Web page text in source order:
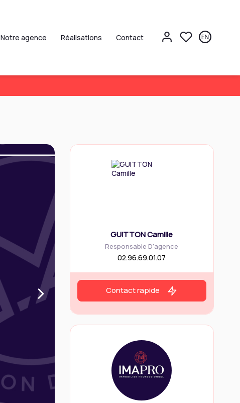
Notre agence Réalisations Contact
GUITTON Camille
Responsable D'agence
02.96.69.01.07
Contact rapide